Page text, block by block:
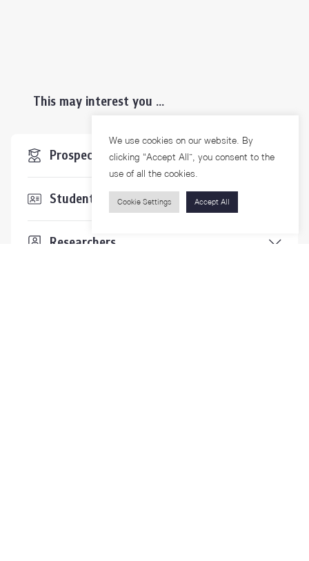
This may interest you ...
Prospective Students
Students & Staffs
Researchers
We use cookies on our website. By
clicking “Accept All”, you consent to the
use of all the cookies.
Cookie Settings Accept All